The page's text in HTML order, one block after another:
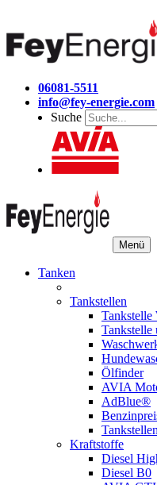
06081-5511
info@fey-energie.com
Suche
Menü
Tanken
Tankstellen
Tankstelle
Tankstelle
Ölfinder
AVIA
AdBlue®
Kraftstoffe
Diesel
Diesel B0